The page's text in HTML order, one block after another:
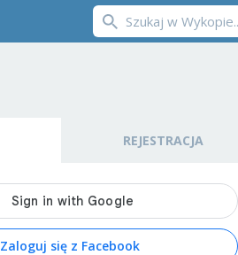
REJESTRACJA
Zaloguj się z Facebook